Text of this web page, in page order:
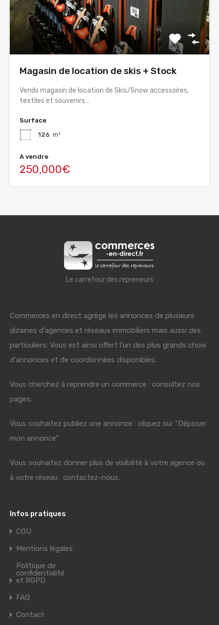
Magasin de location de skis + Stock
Vends magasin de location de Skis/Snow accessoires,
textiles et souvenirs…
Surface
126 m²
A vendre
250,000€
Le carrefour des repreneurs
Commerces en direct agrège les annonces de plusieurs
dizaines d'agences et réseaux immobiliers mais aussi des
particuliers. Vous est ainsi offert l'un des plus grands choix
d'annonces et de coordonnées disponibles.
Vous cherchez à reprendre un commerce : consultez nos
pages.
Vous souhaitez publiez une annonce : cliquez sur "Déposer
mon annonce"
Vous souhaitez donner plus de visibilité à votre agence ou
à votre réseau : contactez-nous.
Infos pratiques
CGU
Mentions légales
Politique de
confidentialité
et RGPD
FAQ
Contact